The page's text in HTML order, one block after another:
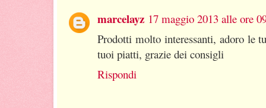
marcelayz 17 maggio 2013 alle ore
Prodotti molto interessanti, adoro le
tuoi piatti, grazie dei consigli
Rispondi